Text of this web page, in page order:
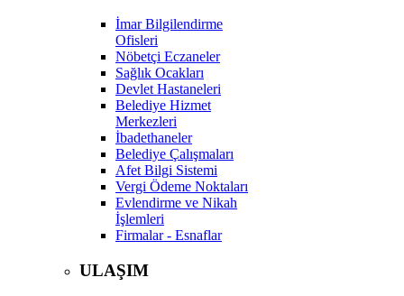
İmar Bilgilendirme
Ofisleri
Nöbetçi Eczaneler
Sağlık Ocakları
Devlet Hastaneleri
Belediye Hizmet
Merkezleri
İbadethaneler
Belediye Çalışmaları
Afet Bilgi Sistemi
Vergi Ödeme Noktaları
Evlendirme ve Nikah
İşlemleri
Firmalar - Esnaflar
ULAŞIM